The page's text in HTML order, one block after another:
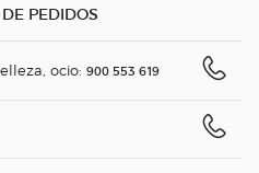
PEDIDOS
ocio: 900 553 619